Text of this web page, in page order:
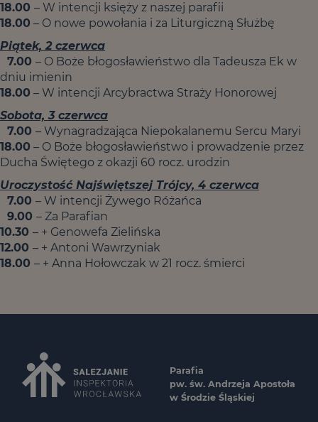
18.00 – W intencji księży z naszej parafii
18.00 – O nowe powołania i za Liturgiczną Służbę
Piątek, 2 czerwca
7.00 – O Boże błogosławieństwo dla Tadeusza Ek w
dniu imienin
18.00 – W intencji Arcybractwa Straży Honorowej
Sobota, 3 czerwca
7.00 – Wynagradzająca Niepokalanemu Sercu Maryi
18.00 – O Boże błogosławieństwo i prowadzenie przez
Ducha Świętego z okazji 60 rocz. urodzin
Uroczystość Najświętszej Trójcy, 4 czerwca
7.00 – W intencji Żywego Różańca
9.00 – Za Parafian
10.30 – + Genowefa Zielińska
12.00 – + Antoni Wawrzyniak
18.00 – + Anna Hołowczak w 21 rocz. śmierci
Parafia
pw. św. Andrzeja Apostoła
w Środzie Śląskiej